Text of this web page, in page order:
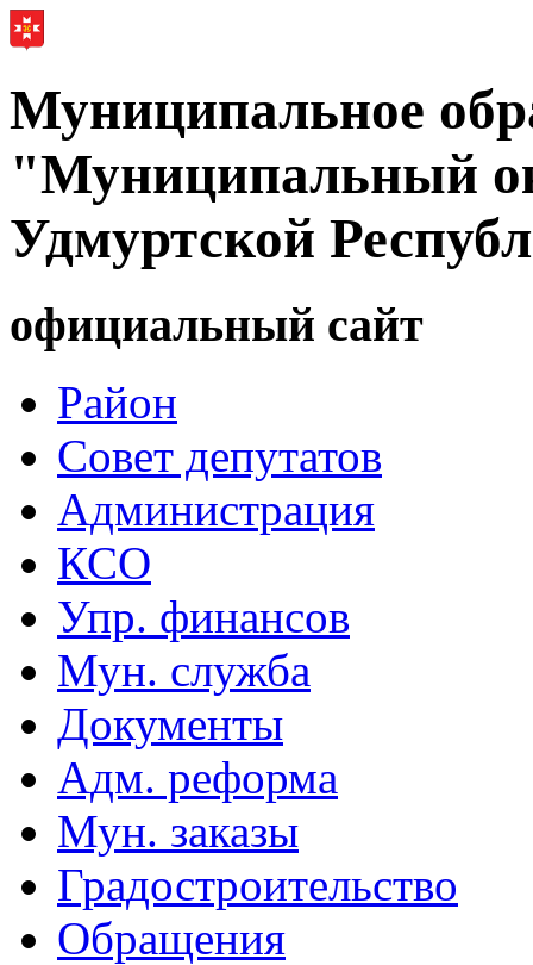
Муниципальное
"Муниципальный
Удмуртской
официальный сайт
Район
Совет депутатов
Администрация
КСО
Упр. финансов
Мун. служба
Документы
Адм. реформа
Мун. заказы
Градостроительство
Обращения